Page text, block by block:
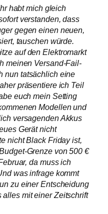
habt mich gleich
verstanden, dass
gegen einen neuen,
tauschen würde.
auf den Elektromarkt
meinen Versand-Fail-
nun tatsächlich eine
präsentiere ich Teil
euch mein Setting
Modellen und
versagenden Akkus
Gerät nicht
nicht Black Friday ist,
Grenze von 500 €
da muss ich
was infrage kommt
zu einer Entscheidung
mit einer Zeitschrift